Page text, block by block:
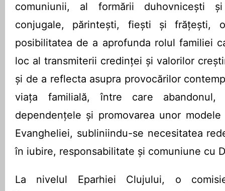
comuniunii, al formării duhovnicești
conjugale, părintești, fi­ești și frățești,
posibilitatea de a aprofunda rolul familiei
loc al transmiterii credinței și valorilor
și de a reflecta asupra provocărilor
viața familială, între care abandonul,
dependențele și promovarea unor
Evangheliei, subliniindu-se necesitatea
în iubire, responsabilitate și comuniune cu
La nivelul Eparhiei Clujului, o